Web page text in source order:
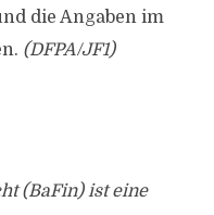
die Angaben im
(DFPA/JF1)
(BaFin) ist eine